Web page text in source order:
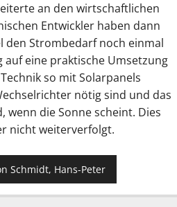
an den wirtschaftlichen
Entwickler haben dann
den Strombedarf noch einmal
eine praktische Umsetzung
so mit Solarpanels
nötig sind und das
die Sonne scheint. Dies
nicht weiterverfolgt.
Schmidt, Hans-Peter